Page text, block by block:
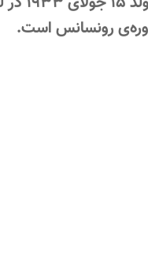
رونسانس است.